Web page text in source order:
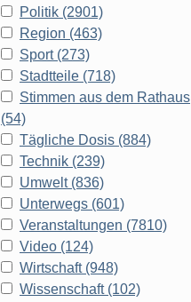
Politik (2901)
Region (463)
Sport (273)
Stadtteile (718)
Stimmen aus dem Rathaus
(54)
Tägliche Dosis (884)
Technik (239)
Umwelt (836)
Unterwegs (601)
Veranstaltungen (7810)
Video (124)
Wirtschaft (948)
Wissenschaft (102)